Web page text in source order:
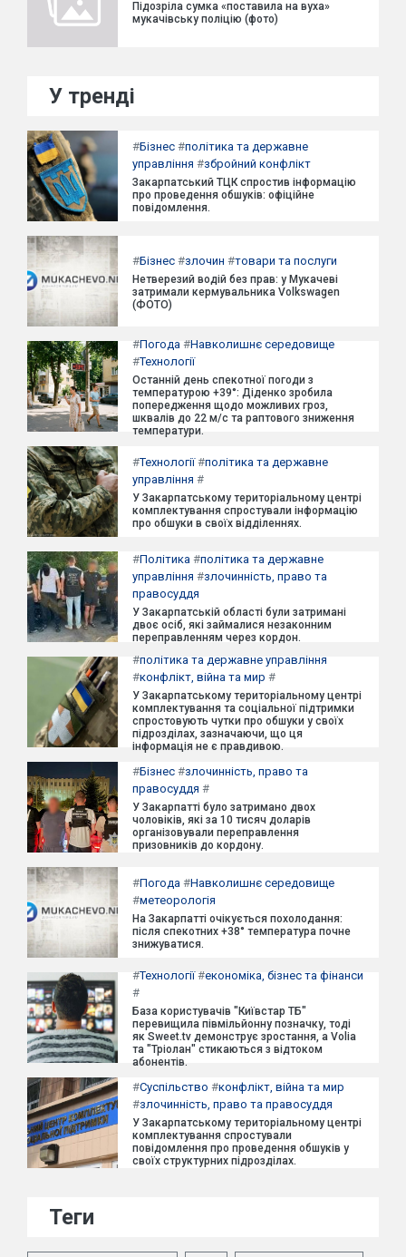
Підозріла сумка «поставила на вуха»
мукачівську поліцію (фото)
У тренді
#Бізнес #політика та державне
управління #збройний конфлікт
Закарпатський ТЦК спростив інформацію
про проведення обшуків: офіційне
повідомлення.
#Бізнес #злочин #товари та послуги
Нетверезий водій без прав: у Мукачеві
затримали кермувальника Volkswagen
(ФОТО)
#Погода #Навколишнє середовище
#Технології
Останній день спекотної погоди з
температурою +39°: Діденко зробила
попередження щодо можливих гроз,
шквалів до 22 м/с та раптового зниження
температури.
#Технології#політика та державне
управління #
У Закарпатському територіальному центрі
комплектування спростували інформацію
про обшуки в своїх відділеннях.
#Політика #політика та державне
управління #злочинність, право та
правосуддя
У Закарпатській області були затримані
двоє осіб, які займалися незаконним
переправленням через кордон.
#політика та державне управління
#конфлікт, війна та мир #
У Закарпатському територіальному центрі
комплектування та соціальної підтримки
спростовують чутки про обшуки у своїх
підрозділах, зазначаючи, що ця
інформація не є правдивою.
#Бізнес #злочинність, право та
правосуддя #
У Закарпатті було затримано двох
чоловіків, які за 10 тисяч доларів
організовували переправлення
призовників до кордону.
#Погода #Навколишнє середовище
#метеорологія
На Закарпатті очікується похолодання:
після спекотних +38° температура почне
знижуватися.
#Технології#економіка, бізнес та фінанси
#
База користувачів "Київстар ТБ"
перевищила півмільйонну позначку, тоді
як Sweet.tv демонструє зростання, а Volia
та "Тріолан" стикаються з відтоком
абонентів.
#Суспільство #конфлікт, війна та мир
#злочинність, право та правосуддя
У Закарпатському територіальному центрі
комплектування спростували
повідомлення про проведення обшуків у
своїх структурних підрозділах.
Теги